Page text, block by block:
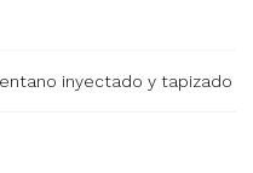
inyectado y tapizado